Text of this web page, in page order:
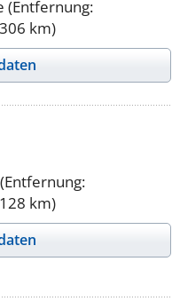
(Entfernung:
km)
km)